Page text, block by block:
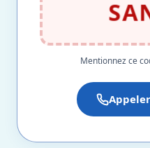
Mentionnez ce